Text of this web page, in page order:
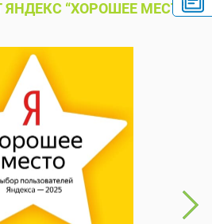
“ХОРОШЕЕ МЕСТО”